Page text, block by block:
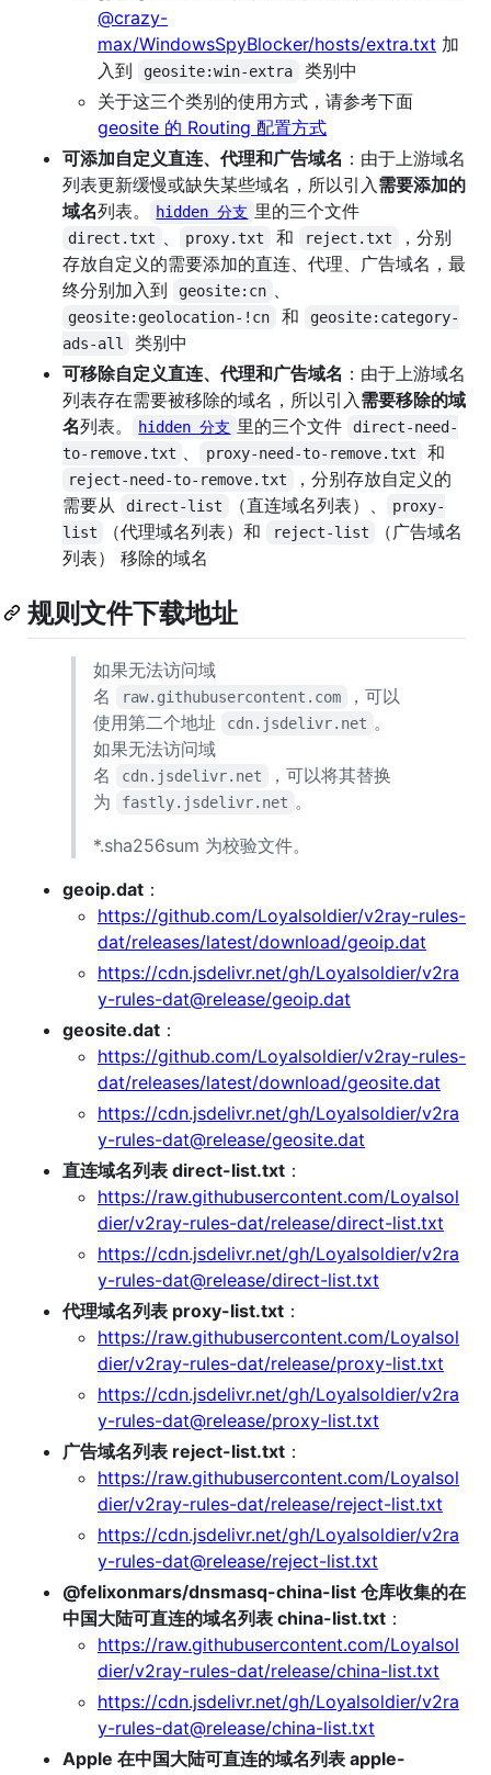
@crazy-
max/WindowsSpyBlocker/hosts/extra.txt 加
入到
geosite:win-extra
类别中
关于这三个类别的使用方式，请参考下面
geosite 的 Routing 配置方式
可添加自定义直连、代理和广告域名 ：由于上游域名
列表更新缓慢或缺失某些域名，所以引入 需要添加的
域名列表。 hidden 分支 里的三个文件
direct.txt proxy.txt 和 reject.txt
，分别
存放自定义的需要添加的直连、代理、广告域名，最
终分别加入到
geosite:cn
geosite:geolocation-!cn 和
geosite:category-
ads-all
类别中
可移除自定义直连、代理和广告域名 ：由于上游域名
列表存在需要被移除的域名，所以引入 需要移除的域
名列表。 hidden 分支 里的三个文件
direct-need-
to-remove.txt
proxy-need-to-remove.txt 和
reject-need-to-remove.txt
，分别存放自定义的
需要从
direct-list （直连域名列表）、
proxy-
list
（代理域名列表）和 reject-list
（广告域名
列表） 移除的域名
规则文件下载地址
如果无法访问域
名
raw.githubusercontent.com
，可以
使用第二个地址
cdn.jsdelivr.net 。
如果无法访问域
名
cdn.jsdelivr.net
，可以将其替换
为
fastly.jsdelivr.net 。
*.sha256sum 为校验文件。
geoip.dat ：
https://github.com/Loyalsoldier/v2ray-rules-
dat/releases/latest/download/geoip.dat
https://cdn.jsdelivr.net/gh/Loyalsoldier/v2ra
y-rules-dat@release/geoip.dat
geosite.dat ：
https://github.com/Loyalsoldier/v2ray-rules-
dat/releases/latest/download/geosite.dat
https://cdn.jsdelivr.net/gh/Loyalsoldier/v2ra
y-rules-dat@release/geosite.dat
直连域名列表 direct-list.txt ：
https://raw.githubusercontent.com/Loyalsol
dier/v2ray-rules-dat/release/direct-list.txt
https://cdn.jsdelivr.net/gh/Loyalsoldier/v2ra
y-rules-dat@release/direct-list.txt
代理域名列表 proxy-list.txt ：
https://raw.githubusercontent.com/Loyalsol
dier/v2ray-rules-dat/release/proxy-list.txt
https://cdn.jsdelivr.net/gh/Loyalsoldier/v2ra
y-rules-dat@release/proxy-list.txt
广告域名列表 reject-list.txt ：
https://raw.githubusercontent.com/Loyalsol
dier/v2ray-rules-dat/release/reject-list.txt
https://cdn.jsdelivr.net/gh/Loyalsoldier/v2ra
y-rules-dat@release/reject-list.txt
@felixonmars/dnsmasq-china-list 仓库收集的在
中国大陆可直连的域名列表 china-list.txt ：
https://raw.githubusercontent.com/Loyalsol
dier/v2ray-rules-dat/release/china-list.txt
https://cdn.jsdelivr.net/gh/Loyalsoldier/v2ra
y-rules-dat@release/china-list.txt
Apple 在中国大陆可直连的域名列表 apple-